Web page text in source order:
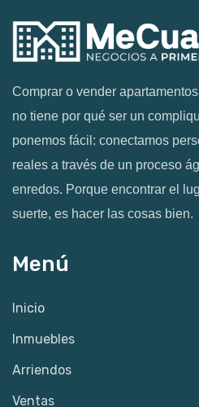
Comprar o vender
no tiene por qué ser un
ponemos fácil: conectamos
reales a través de un proceso
enredos. Porque encontrar el
suerte, es hacer las cosas bien.
Menú
Inicio
Inmuebles
Arriendos
Ventas